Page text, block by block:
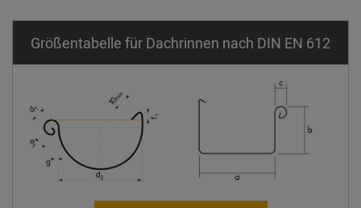
Größentabelle für Dachrinnen nach DIN EN 612